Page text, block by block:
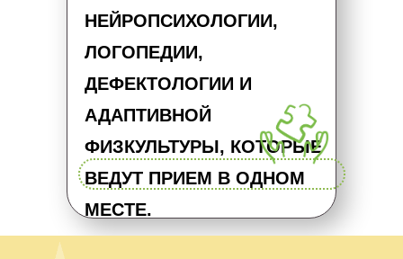
НЕЙРОПСИХОЛОГИИ,
ЛОГОПЕДИИ,
ДЕФЕКТОЛОГИИ И
АДАПТИВНОЙ
ФИЗКУЛЬТУРЫ, КОТОРЫЕ
ВЕДУТ ПРИЕМ В ОДНОМ
МЕСТЕ.